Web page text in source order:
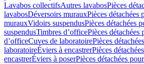
Lavabos collectifsAutres lavabosPièces
lavabosDéversoirs murauxPièces détachées
murauxVidoirs suspendusPièces détachées
suspendusTimbres dʼofficePièces détachées
dʼofficeCuves de laboratoirePièces
laboratoireÉviers à encastrerPièces
encastrerÉviers à poserPièces détachées